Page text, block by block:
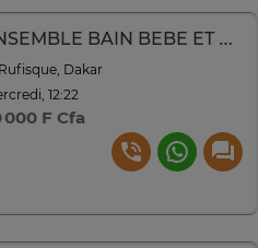
ENSEMBLE BAIN BEBE ET COUFFIN AVEC MOUSTIQUAIRE BEBE
Rufisque, Dakar
12:22
000 F Cfa